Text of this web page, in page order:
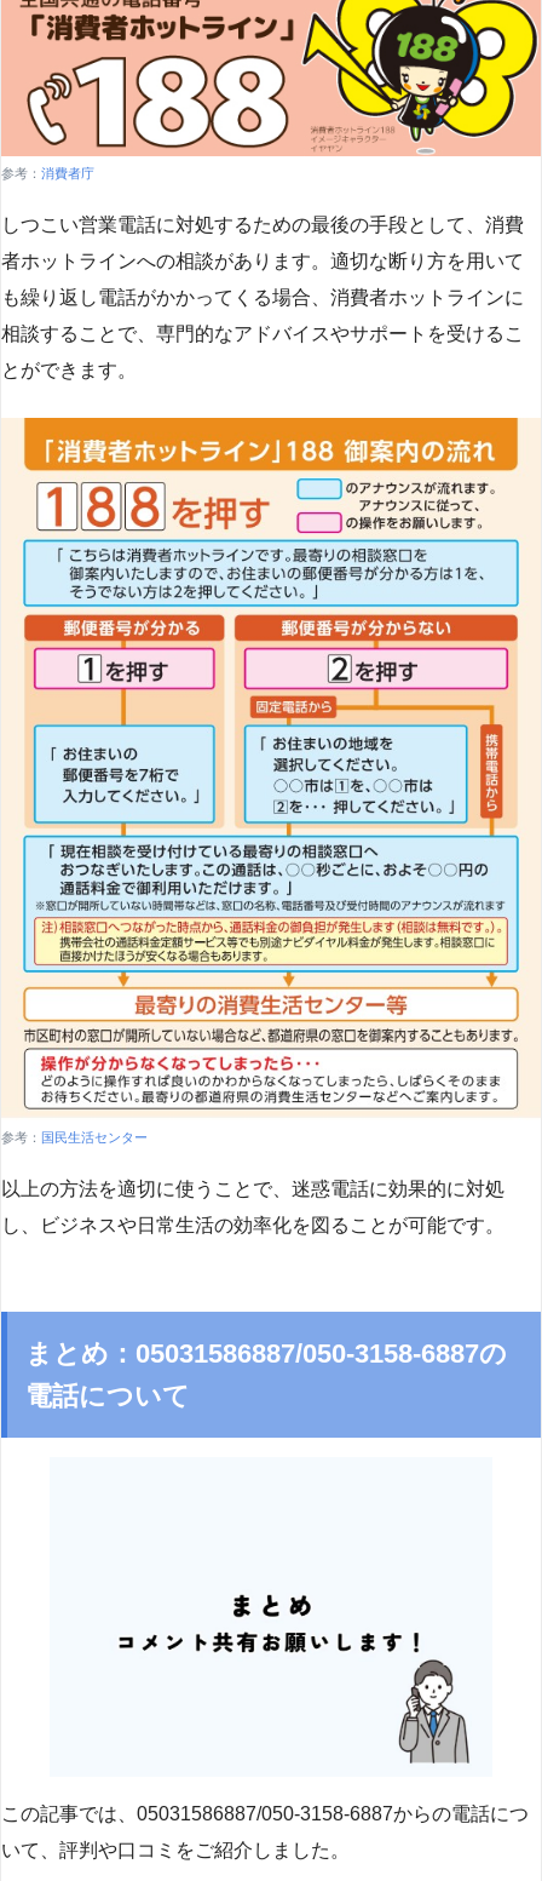
参考： 消費者庁
しつこい営業電話に対処するための最後の手段として、消費
者ホットラインへの相談があります。適切な断り方を用いて
も繰り返し電話がかかってくる場合、消費者ホットラインに
相談することで、専門的なアドバイスやサポートを受けるこ
とができます​​。
参考： 国民生活センター
以上の方法を適切に使うことで、迷惑電話に効果的に対処
し、ビジネスや日常生活の効率化を図ることが可能です。
まとめ：05031586887/050-3158-6887の
電話について
この記事では、05031586887/050-3158-6887からの電話につ
いて、評判や口コミをご紹介しました。